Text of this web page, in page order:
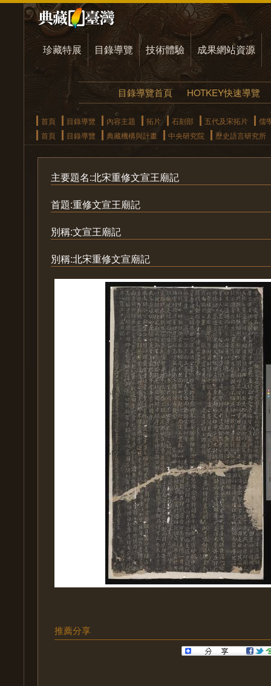
珍藏特展 目錄導覽 技術體驗 成果網站資源
目錄導覽首頁 HOTKEY快速導覽
首頁 目錄導覽 內容主題 拓片 石刻部 五代及宋拓片
儒
首頁
目錄導覽 典藏機構與計畫 中央研究院 歷史語言研究所
主要題名:北宋重修文宣王廟記
首題:重修文宣王廟記
別稱:文宣王廟記
別稱:北宋重修文宣廟記
推薦分享